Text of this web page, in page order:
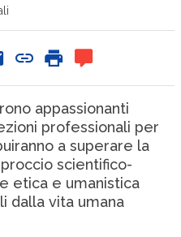
appassionanti
professionali per
a superare la
scientifico-
etica e umanistica
dalla vita umana